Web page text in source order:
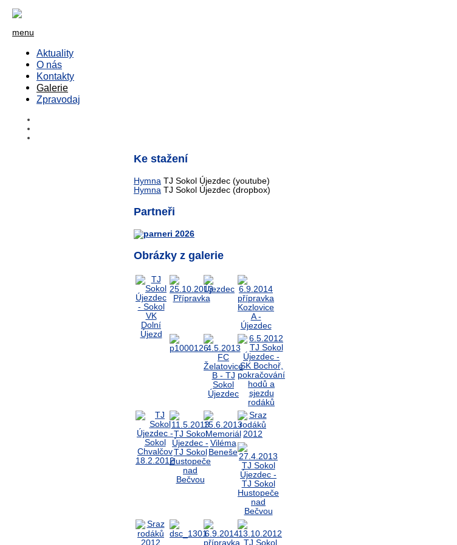
menu
Aktuality
O nás
Kontakty
Galerie
Zpravodaj
Ke stažení
Hymna TJ Sokol Újezdec (youtube)
Hymna TJ Sokol Újezdec (dropbox)
Partneři
Obrázky z galerie